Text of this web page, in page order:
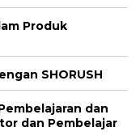
Produk
SHORUSH
dan
dan Pembelajar